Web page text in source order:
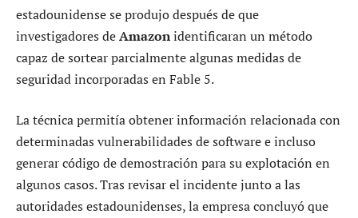
estadounidense se produjo después de que
investigadores deAmazonidentificaran un método
capaz de sortear parcialmente algunas medidas de
seguridad incorporadas en Fable 5.
La técnica permitía obtener información relacionada con
determinadas vulnerabilidades de software e incluso
generar código de demostración para su explotación en
algunos casos. Tras revisar el incidente junto a las
autoridades estadounidenses, la empresa concluyó que